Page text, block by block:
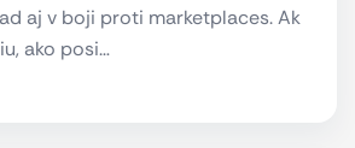
aj v boji proti marketplaces. Ak
ako posi…